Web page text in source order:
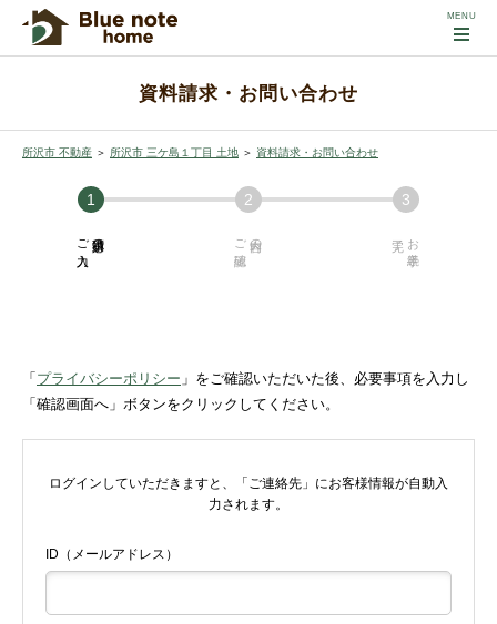
資料請求・お問い合わせ
所沢市 不動産 ＞ 所沢市 三ケ島１丁目 土地 ＞ 資料請求・お問い合わせ
必須項目の
ご入力 内容の
ご確認 お手続き
「 プライバシーポリシー 」をご確認いただいた後、必要事項を入力し
「確認画面へ」ボタンをクリックしてください。
ログインしていただきますと、「ご連絡先」にお客様情報が自動入
力されます。
ID（メールアドレス）